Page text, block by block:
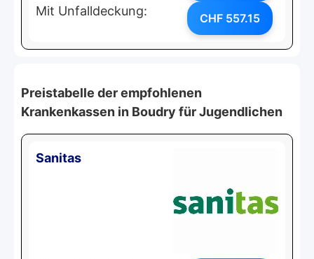
Mit Unfalldeckung: CHF 557.15
Preistabelle der empfohlenen
Krankenkassen in Boudry für Jugendlichen
Sanitas